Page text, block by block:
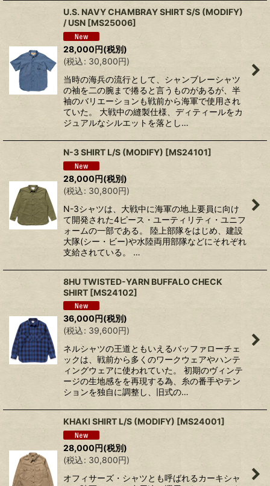
U.S. NAVY CHAMBRAY SHIRT S/S (MODIFY)
/ USN [MS25006]
28,000円(税別)
(税込: 30,800円)
当時の海兵の流行として、シャンブレーシャツ
の袖を二の腕まで捲ると言うものがあるが、半
袖のバリエーションも戦前から海軍で使用され
ていた。 大戦中の縫製仕様、ディティールをカ
ジュアルなシルエットを落とし…
N-3 SHIRT L/S (MODIFY) [MS24101]
28,000円(税別)
(税込: 30,800円)
N-3シャツは、大戦中に海軍の地上要員に向け
て開発された4ピース・ユーティリティ・ユニフ
ォームの一部である。 陸上部隊をはじめ、建設
大隊(シー・ビー)や水陸両用部隊などにそれぞれ
支給されている。 …
8HU TWISTED-YARN BUFFALO CHECK
SHIRT [MS24102]
36,000円(税別)
(税込: 39,600円)
ネルシャツの王道ともいえるバッファローチェ
ックは、戦前から多くのワークウェアやハンテ
ィングウェアに使われていた。 初期のヴィンテ
ージの生地感をを再現する為、糸の番手やテン
ションを独自に調整し、旧式の…
KHAKI SHIRT L/S (MODIFY) [MS24001]
28,000円(税別)
(税込: 30,800円)
オフィサーズ・シャツとも呼ばれるカーキシャ